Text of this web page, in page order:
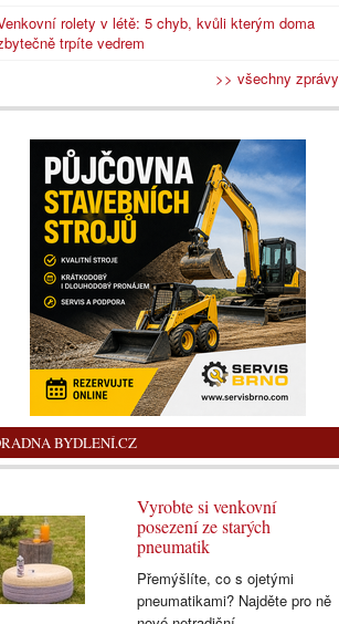
rolety v létě: 5 chyb, kvůli kterým doma
trpíte vedrem
>> všechny zprávy
BYDLENÍ.CZ
Vyrobte si venkovní
posezení ze starých
pneumatik
Přemýšlíte, co s ojetými
pneumatikami? Najděte pro ně